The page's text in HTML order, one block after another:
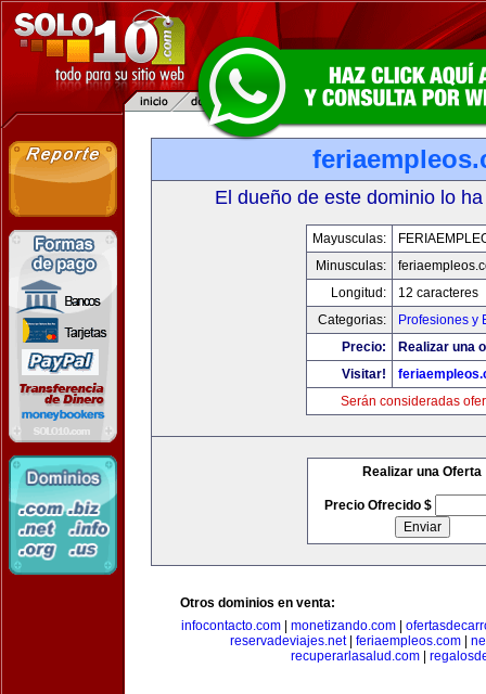
El dueño de este dominio lo
Mayusculas:
Minusculas:
Longitud:
12 caracteres
Categorias:
Profesiones y
Precio:
Realizar una
Visitar!
Serán consideradas
Realizar una Oferta
Precio Ofrecido $
Otros dominios en venta:
infocontacto.com
monetizando.com
reservadeviajes.net| feriaempleos.com
recuperarlasalud.com